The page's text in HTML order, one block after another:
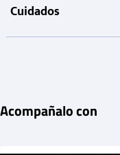
Cuidados
Acompañalo con